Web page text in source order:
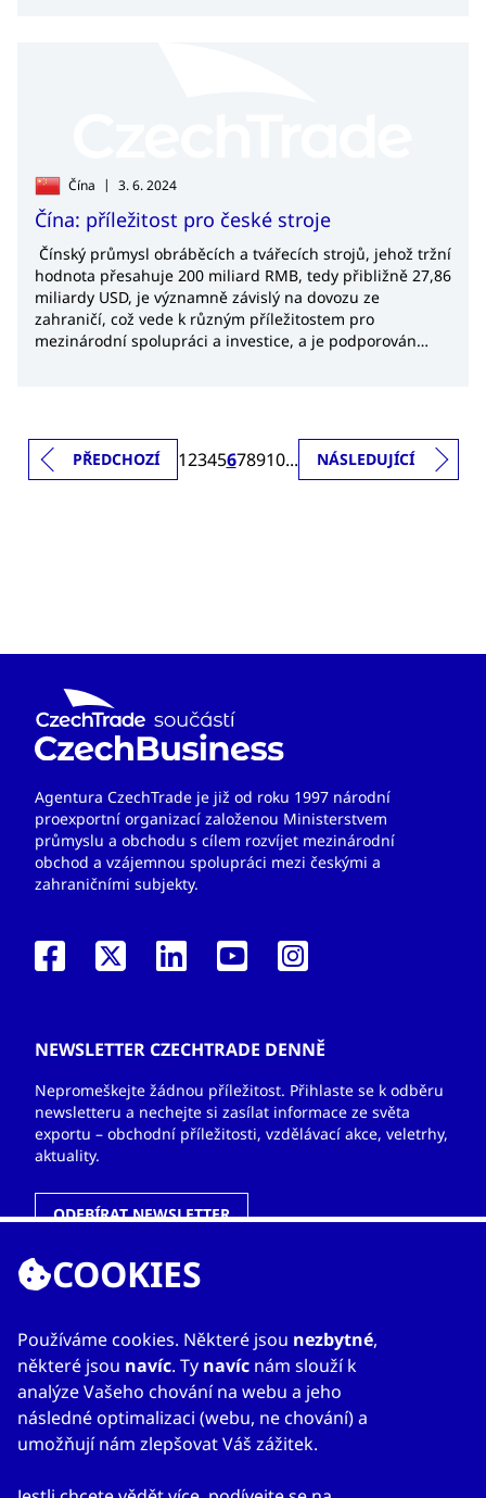
Čína | 3. 6. 2024
Čína: příležitost pro české stroje
Čínský průmysl obráběcích a tvářecích strojů, jehož tržní
hodnota přesahuje 200 miliard RMB, tedy přibližně 27,86
miliardy USD, je významně závislý na dovozu ze
zahraničí, což vede k různým příležitostem pro
mezinárodní spolupráci a investice, a je podporován
PŘEDCHOZÍ 12345678910... NÁSLEDUJÍCÍ
Agentura CzechTrade je již od roku 1997 národní
proexportní organizací založenou Ministerstvem
průmyslu a obchodu s cílem rozvíjet mezinárodní
obchod a vzájemnou spolupráci mezi českými a
zahraničními subjekty.
NEWSLETTER CZECHTRADE DENNĚ
Nepromeškejte žádnou příležitost. Přihlaste se k odběru
newsletteru a nechejte si zasílat informace ze světa
exportu – obchodní příležitosti, vzdělávací akce, veletrhy,
aktuality.
ODEBÍRAT NEWSLETTER
ODKAZY
O nás
Zahraniční kanceláře
Služby
Kontakty
COOKIES
Používáme cookies. Některé jsou nezbytné,
některé jsou navíc. Ty navíc nám slouží k
analýze Vašeho chování na webu a jeho
následné optimalizaci (webu, ne chování) a
umožňují nám zlepšovat Váš zážitek.